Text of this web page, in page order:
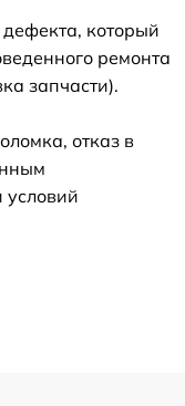
который
ремонта
запчасти).
отказ в